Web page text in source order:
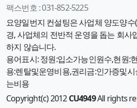
팩스번호 :031-852-5225
요양일번지 컨설팅은 사업체 양도양
경, 사업체의 전반적 운영을 돕는 회사
하지 않습니다.
용어표시: 정원:입소가능인원수,현원:
용:렌탈및운영비용,권리금:인가증및
는비용
Copyright(c) 2012CU4949All rights